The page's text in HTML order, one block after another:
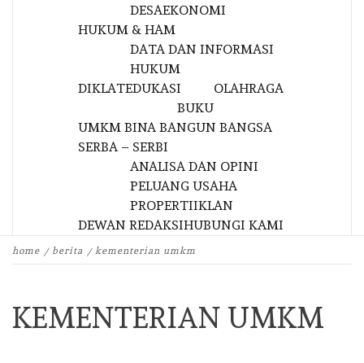
DESAEKONOMI
HUKUM & HAM
DATA DAN INFORMASI
HUKUM
DIKLATEDUKASI
BUKU
OLAHRAGA
UMKM BINA BANGUN BANGSA
SERBA – SERBI
ANALISA DAN OPINI
PELUANG USAHA
PROPERTIIKLAN
DEWAN REDAKSIHUBUNGI KAMI
home berita kementerian umkm
KEMENTERIAN UMKM